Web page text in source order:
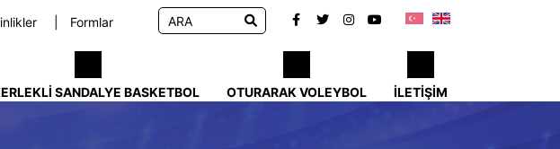
Formlar
SANDALYE BASKETBOL OTURARAK VOLEYBOL İLETIŞIM